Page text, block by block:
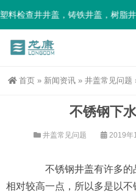
检查井井盖，铸铁井盖，树脂
首页 » 新闻资讯 » 井盖常见问题
不锈钢下
井盖常见问题 2019年
不锈钢井盖有许多的
相对较高一点，所以多是以